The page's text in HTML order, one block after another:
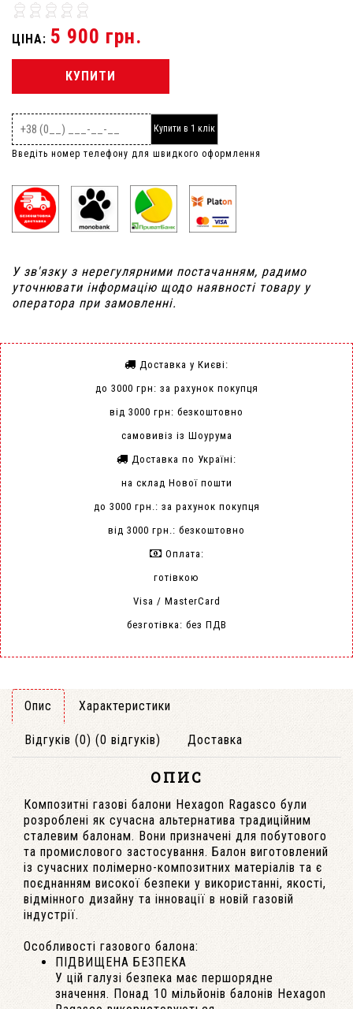
ЦІНА: 5 900 грн.
КУПИТИ
Купити в 1 клік
Введіть номер телефону для швидкого оформлення
У зв'язку з нерегулярними постачанням, радимо
уточнювати інформацію щодо наявності товару у
оператора при замовленні.
Доставка у Києві:
до 3000 грн: за рахунок покупця
від 3000 грн: безкоштовно
самовивіз із Шоурума
Доставка по Україні:
на склад Нової пошти
до 3000 грн.: за рахунок покупця
від 3000 грн.: безкоштовно
Оплата:
готівкою
Visa / MasterCard
безготівка: без ПДВ
Опис Характеристики
Відгуків (0) (0 відгуків) Доставка
ОПИС
Композитні газові балони Hexagon Ragasco були
розроблені як сучасна альтернатива традиційним
сталевим балонам. Вони призначені для побутового
та промислового застосування. Балон виготовлений
із сучасних полімерно-композитних матеріалів та є
поєднанням високої безпеки у використанні, якості,
відмінного дизайну та інновації в новій газовій
індустрії.
Особливості газового балона:
ПІДВИЩЕНА БЕЗПЕКА
У цій галузі безпека має першорядне
значення. Понад 10 мільйонів балонів Hexagon